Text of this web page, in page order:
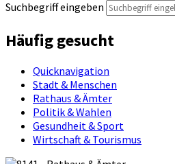
Suchbegriff eingeben
Häufig gesucht
Quicknavigation
Stadt & Menschen
Rathaus & Ämter
Politik & Wahlen
Gesundheit & Sport
Wirtschaft & Tourismus